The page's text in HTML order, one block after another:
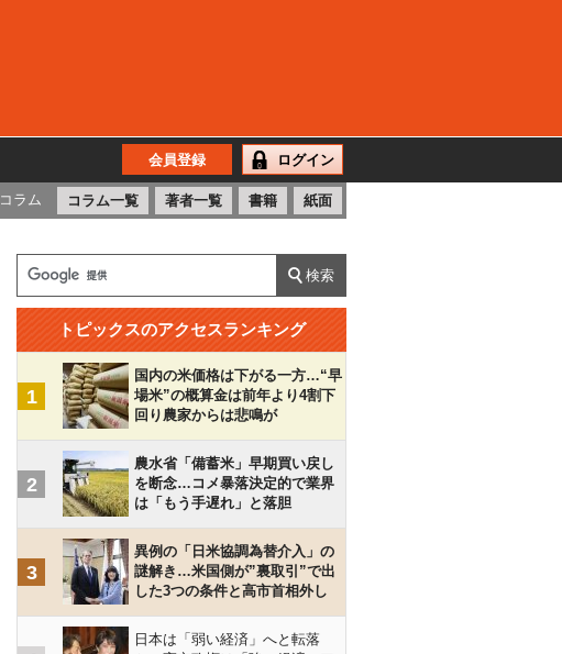
会員登録 ログイン
コラム コラム一覧 著者一覧 書籍 紙面
トピックスのアクセスランキング
1
国内の米価格は下がる一方…“早
場米”の概算金は前年より4割下
回り農家からは悲鳴が
2
農水省「備蓄米」早期買い戻し
を断念…コメ暴落決定的で業界
は「もう手遅れ」と落胆
3
異例の「日米協調為替介入」の
謎解き…米国側が”裏取引”で出
した3つの条件と高市首相外し
日本は「弱い経済」へと転落